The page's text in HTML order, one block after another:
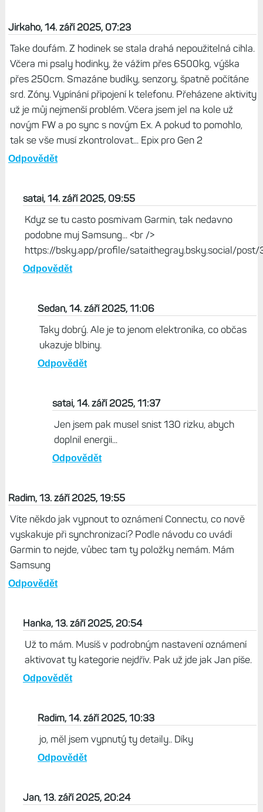
Jirkaho, 14. září 2025, 07:23
Take doufám. Z hodinek se stala drahá nepoužitelná cihla.
Včera mi psaly hodinky, že vážím přes 6500kg, výška
přes 250cm. Smazáne budíky, senzory, špatně počítáne
srd. Zóny. Vypínání připojení k telefonu. Přeházene aktivity
už je můj nejmenší problém. Včera jsem jel na kole už
novým FW a po sync s novým Ex. A pokud to pomohlo,
tak se vše musí zkontrolovat... Epix pro Gen 2
Odpovědět
satai, 14. září 2025, 09:55
Kdyz se tu casto posmivam Garmin, tak nedavno
podobne muj Samsung... <br />
https://bsky.app/profile/sataithegray.bsky.social/post/
Odpovědět
Sedan, 14. září 2025, 11:06
Taky dobrý. Ale je to jenom elektronika, co občas
ukazuje blbiny.
Odpovědět
satai, 14. září 2025, 11:37
Jen jsem pak musel snist 130 rizku, abych
doplnil energii...
Odpovědět
Radim, 13. září 2025, 19:55
Víte někdo jak vypnout to oznámení Connectu, co nově
vyskakuje při synchronizaci? Podle návodu co uvádí
Garmin to nejde, vůbec tam ty položky nemám. Mám
Samsung
Odpovědět
Hanka, 13. září 2025, 20:54
Už to mám. Musíš v podrobným nastavení oznámení
aktivovat ty kategorie nejdřív. Pak už jde jak Jan píše.
Odpovědět
Radim, 14. září 2025, 10:33
jo, měl jsem vypnutý ty detaily.. Díky
Odpovědět
Jan, 13. září 2025, 20:24